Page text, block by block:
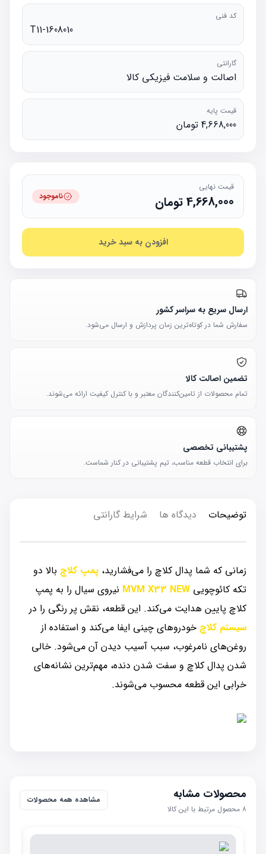
کد فنی
T11-1608010
گارانتی
اصالت و سلامت فیزیکی کالا
قیمت پایه
4,668,000 تومان
قیمت نهایی
4,668,000تومان ناموجود
افزودن به سبد خرید
ارسال سریع به سراسر کشور
سفارش شما در کوتاه‌ترین زمان پردازش و ارسال می‌شود.
تضمین اصالت کالا
تمام محصولات از تامین‌کنندگان معتبر و با کنترل کیفیت ارائه می‌شوند.
پشتیبانی تخصصی
برای انتخاب قطعه مناسب، تیم پشتیبانی در کنار شماست.
توضیحات دیدگاه ها شرایط گارانتی
زمانی که شما پدال کلاچ را می‌فشارید، پمپ کلاچ بالا دو
تکه کائوچویی MVM X33 NEW نیروی سیال را به پمپ
کلاچ پایین هدایت می‌کند. این قطعه، نقش پر رنگی را در
سیستم کلاچ خودروهای چینی ایفا می‌کند و استفاده از
روغن‌های نامرغوب، سبب آسیب دیدن آن می‌شود. خالی
شدن پدال کلاچ و سفت شدن دنده، مهم‌ترین نشانه‌های
خرابی این قطعه محسوب می‌شوند.
محصولات مشابه
۸ محصول مرتبط با این کالا
مشاهده همه محصولات